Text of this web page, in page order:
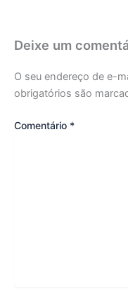
Deixe um
O seu endereço de e-
obrigatórios são
Comentário *